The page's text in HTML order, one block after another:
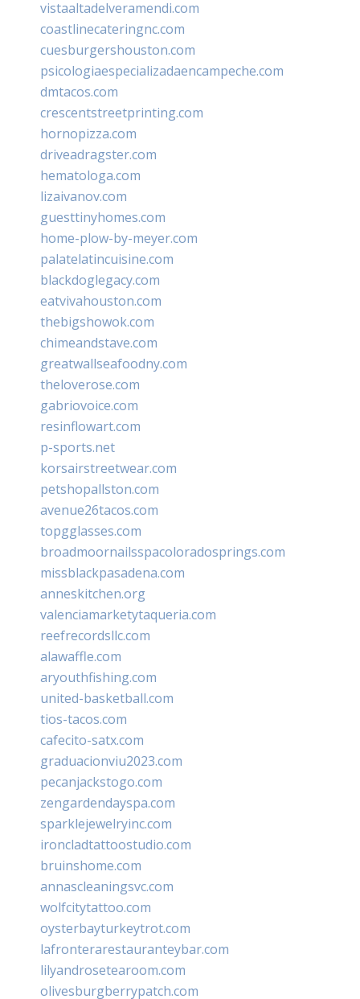
vistaaltadelveramendi.com
coastlinecateringnc.com
cuesburgershouston.com
psicologiaespecializadaencampeche.com
dmtacos.com
crescentstreetprinting.com
hornopizza.com
driveadragster.com
hematologa.com
lizaivanov.com
guesttinyhomes.com
home-plow-by-meyer.com
palatelatincuisine.com
blackdoglegacy.com
eatvivahouston.com
thebigshowok.com
chimeandstave.com
greatwallseafoodny.com
theloverose.com
gabriovoice.com
resinflowart.com
p-sports.net
korsairstreetwear.com
petshopallston.com
avenue26tacos.com
topgglasses.com
broadmoornailsspacoloradosprings.com
missblackpasadena.com
anneskitchen.org
valenciamarketytaqueria.com
reefrecordsllc.com
alawaffle.com
aryouthfishing.com
united-basketball.com
tios-tacos.com
cafecito-satx.com
graduacionviu2023.com
pecanjackstogo.com
zengardendayspa.com
sparklejewelryinc.com
ironcladtattoostudio.com
bruinshome.com
annascleaningsvc.com
wolfcitytattoo.com
oysterbayturkeytrot.com
lafronterarestauranteybar.com
lilyandrosetearoom.com
olivesburgberrypatch.com